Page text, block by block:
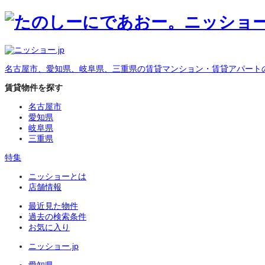
名古屋市、愛知県、岐阜県、三重県の賃貸マンション・賃貸アパート
賃貸物件を探す
名古屋市
愛知県
岐阜県
三重県
特集
ニッショーとは
店舗情報
最近見た物件
過去の検索条件
お気に入り
ニッショー.jp